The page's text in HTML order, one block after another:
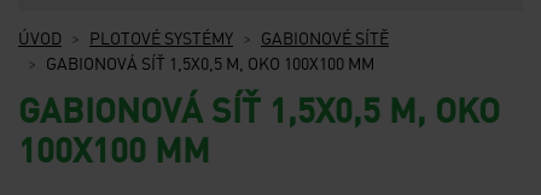
ÚVOD PLOTOVÉ SYSTÉMY
GABIONOVÉ SÍTĚ
GABIONOVÁ SÍŤ 1,5X0,5 M, OKO 100X100 MM
GABIONOVÁ SÍŤ 1,5X0,5 M, OKO
100X100 MM